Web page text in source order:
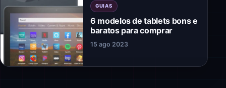
GUIAS
6 modelos de tablets bons e
baratos para comprar
15 ago 2023